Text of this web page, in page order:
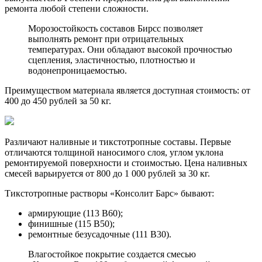
ремонта любой степени сложности.
Морозостойкость составов Бирсс позволяет
выполнять ремонт при отрицательных
температурах. Они обладают высокой прочностью
сцепления, эластичностью, плотностью и
водонепроницаемостью.
Преимуществом материала является доступная стоимость: от
400 до 450 рублей за 50 кг.
Различают наливные и тикстотропные составы. Первые
отличаются толщиной наносимого слоя, углом уклона
ремонтируемой поверхности и стоимостью. Цена наливных
смесей варьируется от 800 до 1 000 рублей за 30 кг.
Тикстотропные растворы «Консолит Барс» бывают:
армирующие (113 В60);
финишные (115 В50);
ремонтные безусадочные (111 В30).
Влагостойкое покрытие создается смесью